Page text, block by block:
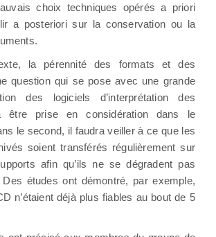
choix techniques opérés a priori
a posteriori sur la conservation ou la
la pérennité des formats et des
question qui se pose avec une grande
des logiciels d’interprétation des
être prise en considération dans le
le second, il faudra veiller à ce que les
soient transférés régulièrement sur
afin qu’ils ne se dégradent pas
études ont démontré, par exemple,
n’étaient déjà plus fiables au bout de 5